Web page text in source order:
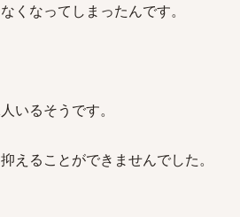
くなってしまったんです。
いるそうです。
えることができませんでした。